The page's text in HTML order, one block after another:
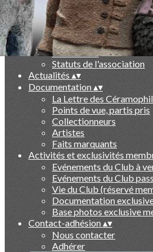
-
Qui sommes nous ?▴▾
Présentation
Le livre des 10 ans
Partenaires
Statuts de l'association
Actualités ▴▾
Documentation▴▾
La Lettre des
Points de vue, partis pris
Collectionneurs
Artistes
Faits marquants
Activités et exclusivités
Evénements du Club à
Evénements du Club
Vie du Club (réservé
Documentation
Base photos exclusive
Contact-adhésion▴▾
Nous contacter
Adhérer